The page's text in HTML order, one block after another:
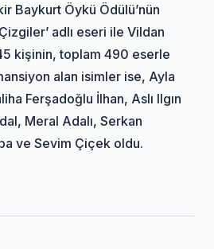
Baykurt Öykü Ödülü’nün
adlı eseri ile Vildan
kişinin, toplam 490 eserle
alan isimler ise, Ayla
Ferşadoğlu İlhan, Aslı Ilgın
Meral Adalı, Serkan
ve Sevim Çiçek oldu.